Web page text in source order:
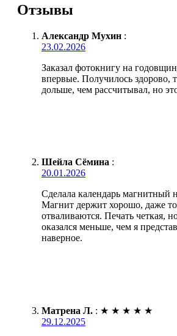
Отзывы
Александр Мухин :
23.02.2026
Заказал фотокнигу на
впервые. Получилось здорово,
дольше, чем рассчитывал, но
Шейла Сёмина :
20.01.2026
Сделала календарь магнитный
Магнит держит хорошо, даже
отваливаются. Печать четкая,
оказался меньше, чем я
наверное.
Матрена Л. : ★ ★ ★ ★ ★
29.12.2025